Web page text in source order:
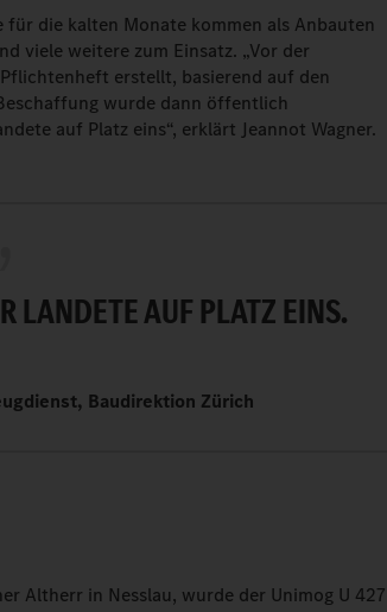
für die kalten Monate kommen als Anbauten
viele weitere zum Einsatz. „Vor der
erstellt, basierend auf den
wurde dann öffentlich
auf Platz eins“, erklärt Jeannot Wagner.
LANDETE AUF PLATZ EINS.
Baudirektion Zürich
Altherr in Nesslau, wurde der Unimog U 427